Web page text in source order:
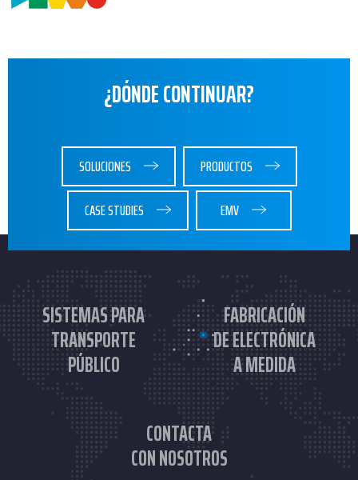
¿DÓNDE CONTINUAR?
SOLUCIONES
PRODUCTOS
CASE STUDIES
EMV
SISTEMAS PARA
TRANSPORTE
PÚBLICO
FABRICACIÓN
DE ELECTRÓNICA
A MEDIDA
CONTACTA
CON NOSOTROS